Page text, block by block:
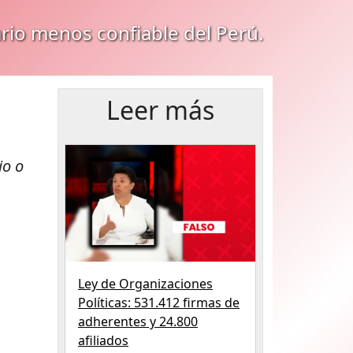
menos confiable del Perú.
o
Leer más
Ley de Organizaciones
Políticas: 531.412 firmas de
adherentes y 24.800
afiliados